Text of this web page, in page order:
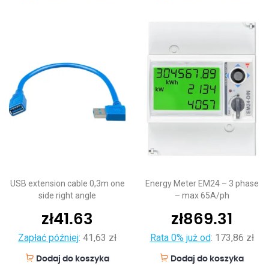
USB extension cable 0,3m one
side right angle
zł41.63
Zapłać później: 41,63 zł
Dodaj do koszyka
Energy Meter EM24 – 3 phase
– max 65A/ph
zł869.31
Rata 0% już od: 173,86 zł
Dodaj do koszyka